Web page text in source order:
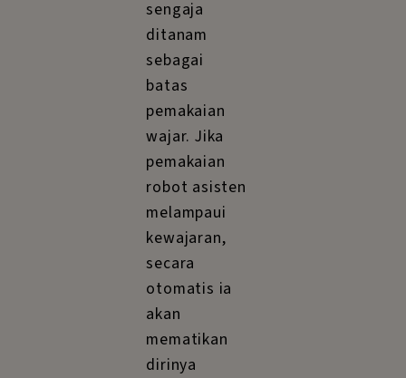
sengaja
ditanam
sebagai
batas
pemakaian
wajar. Jika
pemakaian
robot asisten
melampaui
kewajaran,
secara
otomatis ia
akan
mematikan
dirinya